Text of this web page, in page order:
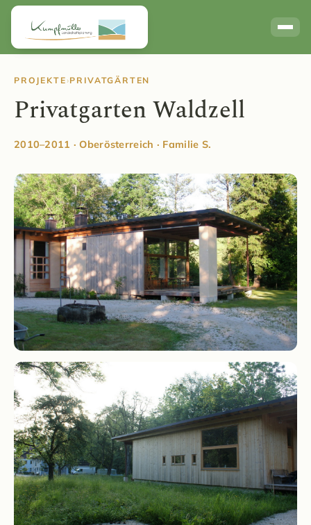
Links / Partner
PROJEKTE ›PRIVATGÄRTEN
Privatgarten Waldzell
2010–2011 · Oberösterreich · Familie S.